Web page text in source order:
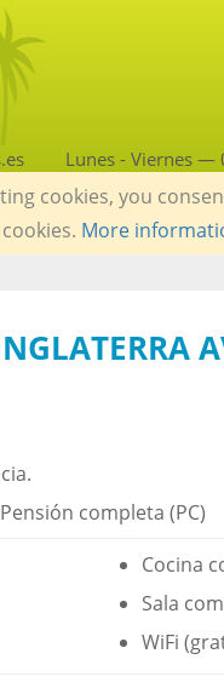
Lunes - Viernes —
cookies, you
More
completa (PC)
Cocina
Sala
WiFi